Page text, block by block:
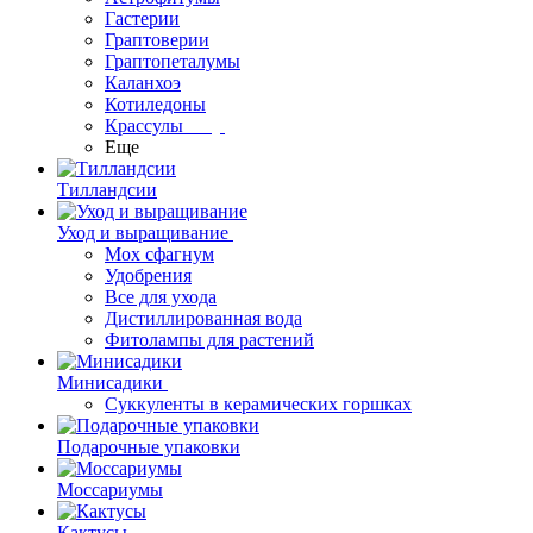
Гастерии
Граптоверии
Граптопеталумы
Каланхоэ
Котиледоны
Крассулы
Еще
Тилландсии
Уход и выращивание
Мох сфагнум
Удобрения
Все для ухода
Дистиллированная вода
Фитолампы для растений
Минисадики
Суккуленты в керамических горшках
Подарочные упаковки
Моссариумы